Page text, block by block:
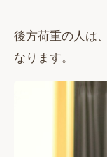
後方荷重の人は
なります。